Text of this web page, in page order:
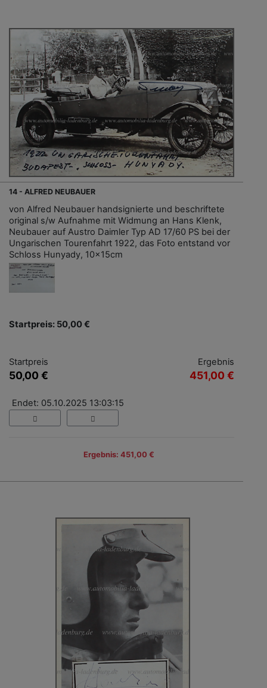
14 - ALFRED NEUBAUER
von Alfred Neubauer handsignierte und beschriftete
original s/w Aufnahme mit Widmung an Hans Klenk,
Neubauer auf Austro Daimler Typ AD 17/60 PS bei der
Ungarischen Tourenfahrt 1922, das Foto entstand vor
Schloss Hunyady, 10x15cm
Startpreis: 50,00 €
Startpreis
50,00 €
Ergebnis
451,00 €
Endet: 05.10.2025 13:03:15
Ergebnis: 451,00 €